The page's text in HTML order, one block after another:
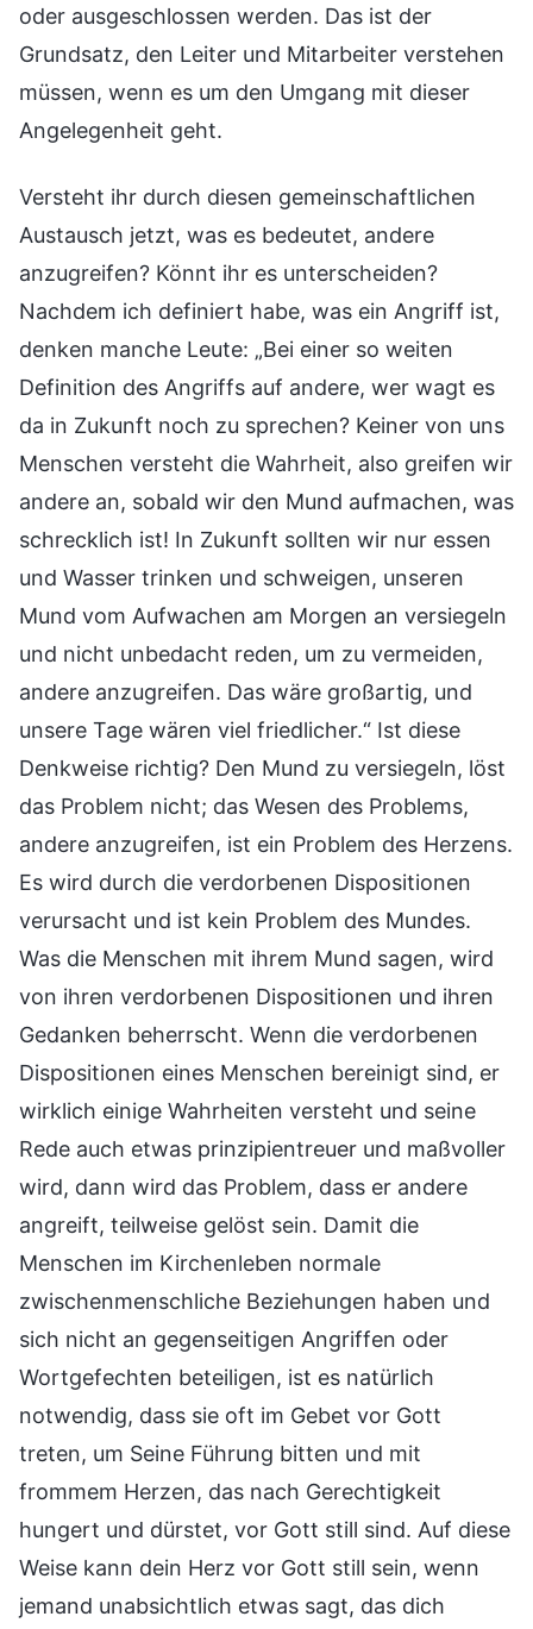
oder ausgeschlossen werden. Das ist der
Grundsatz, den Leiter und Mitarbeiter verstehen
müssen, wenn es um den Umgang mit dieser
Angelegenheit geht.
Versteht ihr durch diesen gemeinschaftlichen
Austausch jetzt, was es bedeutet, andere
anzugreifen? Könnt ihr es unterscheiden?
Nachdem ich definiert habe, was ein Angriff ist,
denken manche Leute: „Bei einer so weiten
Definition des Angriffs auf andere, wer wagt es
da in Zukunft noch zu sprechen? Keiner von uns
Menschen versteht die Wahrheit, also greifen wir
andere an, sobald wir den Mund aufmachen, was
schrecklich ist! In Zukunft sollten wir nur essen
und Wasser trinken und schweigen, unseren
Mund vom Aufwachen am Morgen an versiegeln
und nicht unbedacht reden, um zu vermeiden,
andere anzugreifen. Das wäre großartig, und
unsere Tage wären viel friedlicher.“ Ist diese
Denkweise richtig? Den Mund zu versiegeln, löst
das Problem nicht; das Wesen des Problems,
andere anzugreifen, ist ein Problem des Herzens.
Es wird durch die verdorbenen Dispositionen
verursacht und ist kein Problem des Mundes.
Was die Menschen mit ihrem Mund sagen, wird
von ihren verdorbenen Dispositionen und ihren
Gedanken beherrscht. Wenn die verdorbenen
Dispositionen eines Menschen bereinigt sind, er
wirklich einige Wahrheiten versteht und seine
Rede auch etwas prinzipientreuer und maßvoller
wird, dann wird das Problem, dass er andere
angreift, teilweise gelöst sein. Damit die
Menschen im Kirchenleben normale
zwischenmenschliche Beziehungen haben und
sich nicht an gegenseitigen Angriffen oder
Wortgefechten beteiligen, ist es natürlich
notwendig, dass sie oft im Gebet vor Gott
treten, um Seine Führung bitten und mit
frommem Herzen, das nach Gerechtigkeit
hungert und dürstet, vor Gott still sind. Auf diese
Weise kann dein Herz vor Gott still sein, wenn
jemand unabsichtlich etwas sagt, das dich